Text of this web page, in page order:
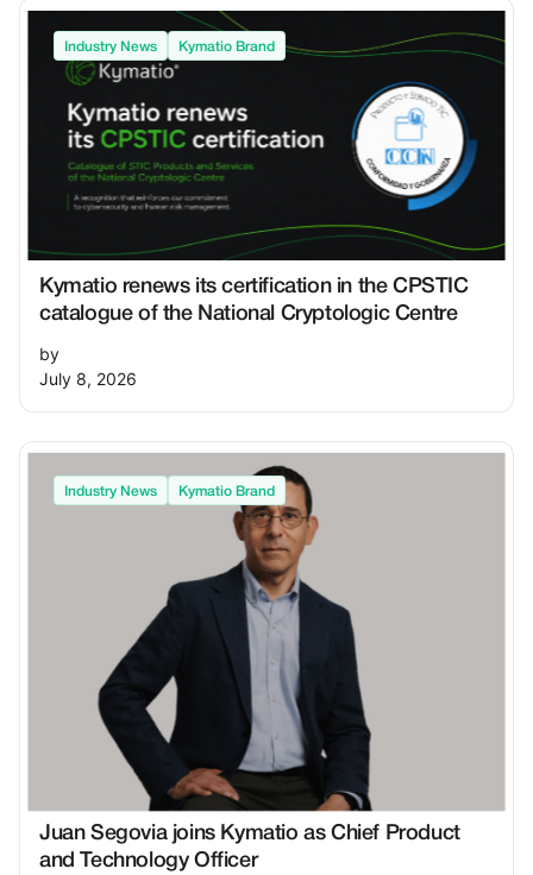
Industry News Kymatio Brand
Kymatio renews its certification in the CPSTIC
catalogue of the National Cryptologic Centre
by
July 8, 2026
Industry News Kymatio Brand
Juan Segovia joins Kymatio as Chief Product
and Technology Officer